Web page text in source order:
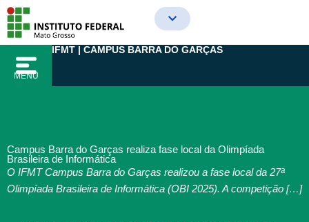
para
conteúdo
MENU
IFMT | CAMPUS BARRA DO GARÇAS
Campus Barra do Garças realiza fase local da Olimpíada
Brasileira de Informática
O IFMT Campus Barra do Garças realizou a fase local da 27ª
Olimpíada Brasileira de Informática (OBI 2025). A competição […]